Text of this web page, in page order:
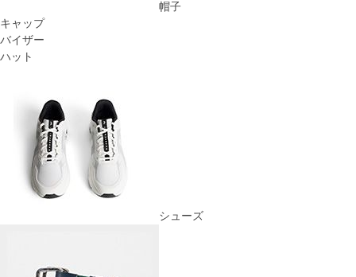
帽子
キャップ
バイザー
ハット
シューズ